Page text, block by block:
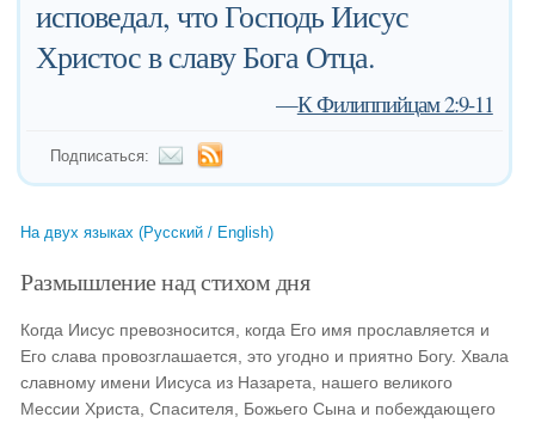
исповедал, что Господь Иисус
Христос в славу Бога Отца.
—К Филиппийцам 2:9-11
Подписаться:
На двух языках (Русский / English)
Размышление над стихом дня
Когда Иисус превозносится, когда Его имя прославляется и
Его слава провозглашается, это угодно и приятно Богу. Хвала
славному имени Иисуса из Назарета, нашего великого
Мессии Христа, Спасителя, Божьего Сына и побеждающего